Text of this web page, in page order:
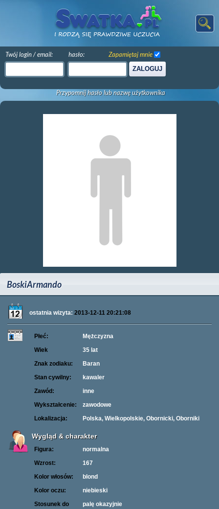
Twój login / email: hasło:
ZALOGUJ
Zapamiętaj mnie
Przypomnij hasło lub nazwę użytkownika
BoskiArmando
ostatnia wizyta: 2013-12-11 20:21:08
Płeć:
Mężczyzna
Wiek
35 lat
Znak zodiaku:
Baran
Stan cywilny:
kawaler
Zawód:
inne
Wykształcenie:
zawodowe
Lokalizacja:
Polska, Wielkopolskie, Obornicki, Oborniki
Wygląd & charakter
Figura:
normalna
Wzrost:
167
Kolor włosów:
blond
Kolor oczu:
niebieski
Stosunek do
palę okazyjnie